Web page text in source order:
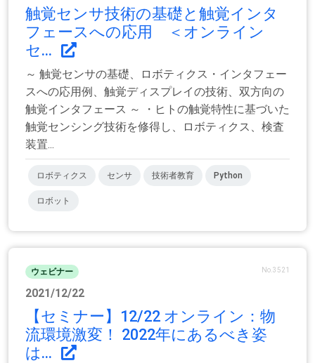
触覚センサ技術の基礎と触覚インタ
フェースへの応用 ＜オンライン
セ...
～ 触覚センサの基礎、ロボティクス・インタフェー
スへの応用例、触覚ディスプレイの技術、双方向の
触覚インタフェース ～ ・ヒトの触覚特性に基づいた
触覚センシング技術を修得し、ロボティクス、検査
装置...
ロボティクス センサ 技術者教育 Python
ロボット
ウェビナー No.3521
2021/12/22
【セミナー】12/22 オンライン：物
流環境激変！ 2022年にあるべき姿
は...